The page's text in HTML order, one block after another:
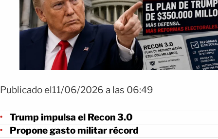
Publicado el11/06/2026 a las 06:49
Trump impulsa el Recon 3.0
Propone gasto militar récord